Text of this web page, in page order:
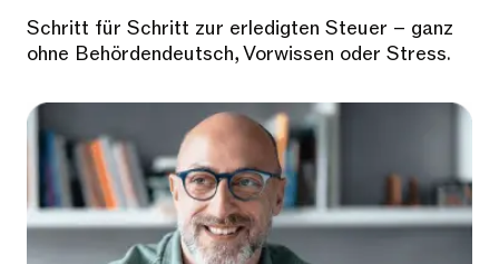
Schritt für Schritt zur erledigten Steuer – ganz
ohne Behördendeutsch, Vorwissen oder Stress.